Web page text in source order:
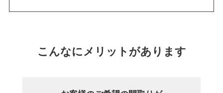
こんなにメリットがあります